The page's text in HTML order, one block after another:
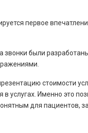
первое
звонки были
стоимости
услугах. Именно это
для пациентов,